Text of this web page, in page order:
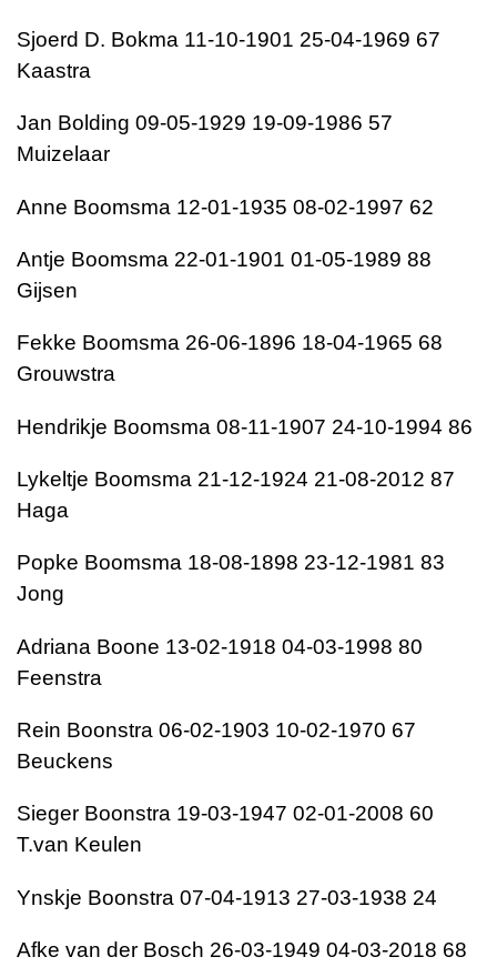
Sjoerd D. Bokma 11-10-1901 25-04-1969 67
Kaastra
Jan Bolding 09-05-1929 19-09-1986 57
Muizelaar
Anne Boomsma 12-01-1935 08-02-1997 62
Antje Boomsma 22-01-1901 01-05-1989 88
Gijsen
Fekke Boomsma 26-06-1896 18-04-1965 68
Grouwstra
Hendrikje Boomsma 08-11-1907 24-10-1994 86
Lykeltje Boomsma 21-12-1924 21-08-2012 87
Haga
Popke Boomsma 18-08-1898 23-12-1981 83
Jong
Adriana Boone 13-02-1918 04-03-1998 80
Feenstra
Rein Boonstra 06-02-1903 10-02-1970 67
Beuckens
Sieger Boonstra 19-03-1947 02-01-2008 60
T.van Keulen
Ynskje Boonstra 07-04-1913 27-03-1938 24
Afke van der Bosch 26-03-1949 04-03-2018 68